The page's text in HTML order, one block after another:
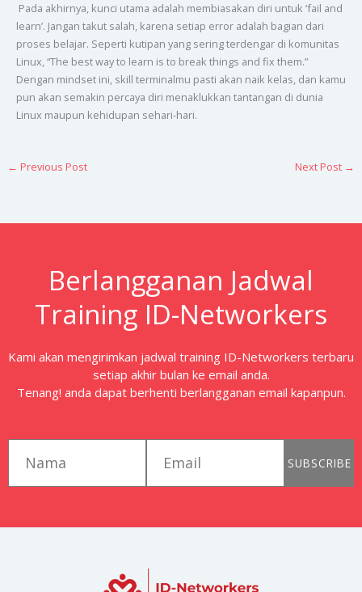
Pada akhirnya, kunci utama adalah membiasakan diri untuk ‘fail and
learn’. Jangan takut salah, karena setiap error adalah bagian dari
proses belajar. Seperti kutipan yang sering terdengar di komunitas
Linux, “The best way to learn is to break things and fix them.”
Dengan mindset ini, skill terminalmu pasti akan naik kelas, dan kamu
pun akan semakin percaya diri menaklukkan tantangan di dunia
Linux maupun kehidupan sehari-hari.
← Previous Post Next Post →
Berlangganan Jadwal
Training ID-Networkers
Kami akan mengirimkan jadwal training ID-Networkers terbaru
setiap akhir bulan ke email anda.
Tenang! anda dapat berhenti berlangganan email kapanpun.
SUBSCRIBE